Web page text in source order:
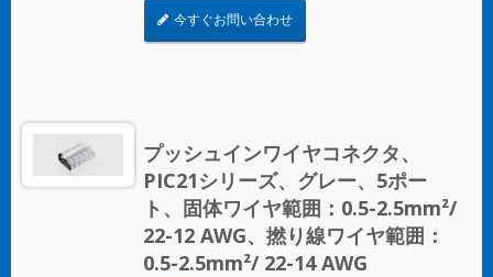
線など、さまざまな用途に最適です。 複雑なね
じれにさよならを告げましょう – コンパクトで
う – HUA WEIのプッシュインワイヤコネクタを
選んでください。 UL 486Cの基準に準拠してく
ださい。
今すぐお問い合わせ
プッシュインワイヤコネクタ、
PIC21シリーズ、グレー、5ポー
ト、固体ワイヤ範囲：0.5-2.5mm²/
22-12 AWG、撚り線ワイヤ範囲：
0.5-2.5mm²/ 22-14 AWG